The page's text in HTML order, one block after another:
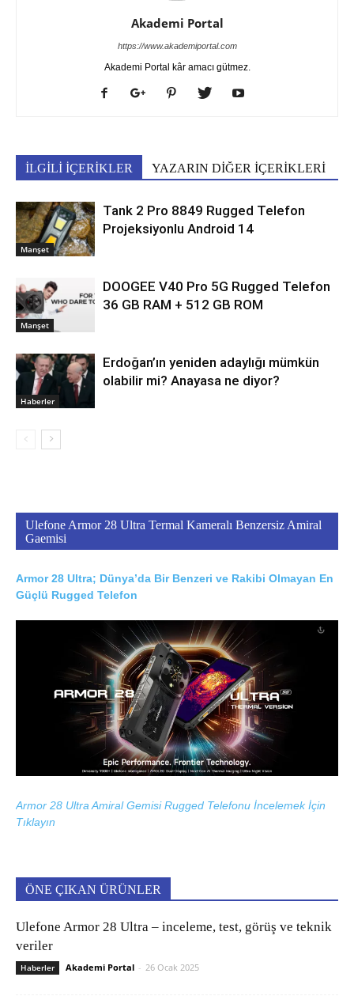
Akademi Portal
https://www.akademiportal.com
Akademi Portal kâr amacı gütmez.
İLGİLİ İÇERİKLER YAZARIN DİĞER İÇERİKLERİ
Manşet
Tank 2 Pro 8849 Rugged Telefon
Projeksiyonlu Android 14
Manşet
DOOGEE V40 Pro 5G Rugged Telefon
36 GB RAM + 512 GB ROM
Haberler
Erdoğan’ın yeniden adaylığı mümkün
olabilir mi? Anayasa ne diyor?
Ulefone Armor 28 Ultra Termal Kameralı Benzersiz Amiral
Gaemisi
Armor 28 Ultra; Dünya’da Bir Benzeri ve Rakibi Olmayan En
Güçlü Rugged Telefon
Armor 28 Ultra Amiral Gemisi Rugged Telefonu İncelemek İçin
Tıklayın
ÖNE ÇIKAN ÜRÜNLER
Ulefone Armor 28 Ultra – inceleme, test, görüş ve teknik
veriler
Haberler Akademi Portal - 26 Ocak 2025